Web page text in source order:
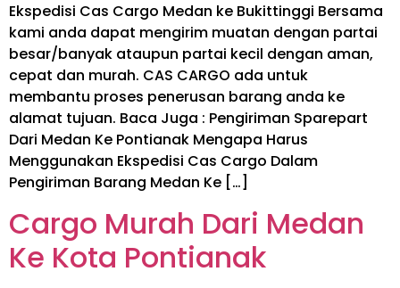
Ekspedisi Cas Cargo Medan ke Bukittinggi Bersama
kami anda dapat mengirim muatan dengan partai
besar/banyak ataupun partai kecil dengan aman,
cepat dan murah. CAS CARGO ada untuk
membantu proses penerusan barang anda ke
alamat tujuan. Baca Juga : Pengiriman Sparepart
Dari Medan Ke Pontianak Mengapa Harus
Menggunakan Ekspedisi Cas Cargo Dalam
Pengiriman Barang Medan Ke […]
Cargo Murah Dari Medan
Ke Kota Pontianak